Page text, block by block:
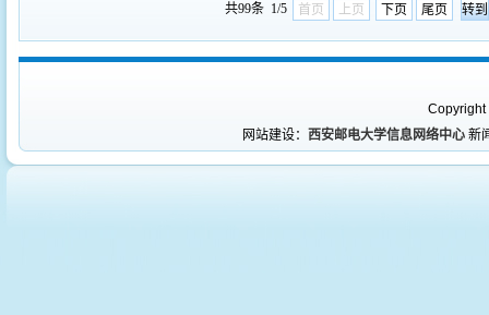
共99条 1/5 首页 上页 下页 尾页
网站建设：
西安邮电大学信息网络中心新